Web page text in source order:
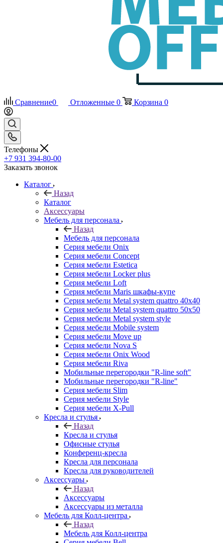
Сравнение0 Отложенные 0 Корзина 0
Телефоны
+7 931 394-80-00
Заказать звонок
Каталог
Назад
Каталог
Аксессуары
Мебель для персонала
Назад
Мебель для персонала
Серия мебели Onix
Серия мебели Concept
Серия мебели Estetica
Серия мебели Locker plus
Серия мебели Loft
Серия мебели Maris шкафы-купе
Серия мебели Metal system quattro 40x40
Серия мебели Metal system quattro 50x50
Серия мебели Metal system style
Серия мебели Mobile system
Серия мебели Move up
Серия мебели Nova S
Серия мебели Onix Wood
Серия мебели Riva
Мобильные перегородки "R-line soft"
Мобильные перегородки "R-line"
Серия мебели Slim
Серия мебели Style
Серия мебели X-Pull
Кресла и стулья
Назад
Кресла и стулья
Офисные стулья
Конференц-кресла
Кресла для персонала
Кресла для руководителей
Аксессуары
Назад
Аксессуары
Аксессуары из металла
Мебель для Колл-центра
Назад
Мебель для Колл-центра